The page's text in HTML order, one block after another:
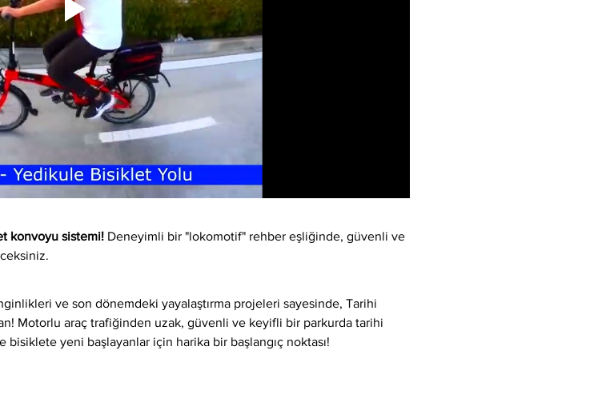
konvoyu sistemi! Deneyimli bir "lokomotif" rehber eşliğinde, güvenli ve
ve son dönemdeki yayalaştırma projeleri sayesinde, Tarihi
Motorlu araç trafiğinden uzak, güvenli ve keyifli bir parkurda tarihi
bisiklete yeni başlayanlar için harika bir başlangıç noktası!